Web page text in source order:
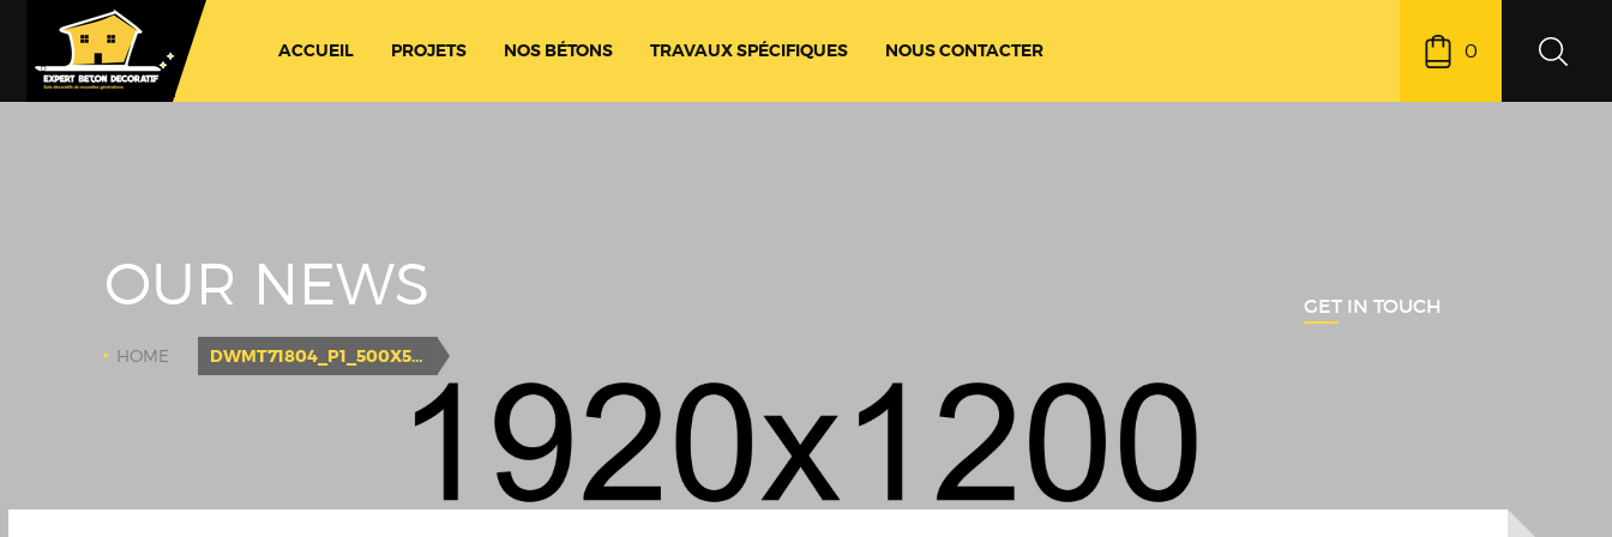
ACCUEIL PROJETS NOS BÉTONS TRAVAUX SPÉCIFIQUES NOUS CONTACTER 0
OUR NEWS
HOME DWMT71804_P1_500X500
GET IN TOUCH